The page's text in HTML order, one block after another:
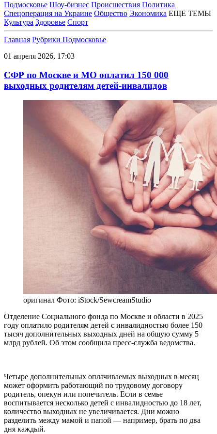
Подмосковье Шоу-бизнес Происшествия Политика
Спецоперация на Украине Общество Экономика ЕЩЕ ТЕМЫ
Культура Здоровье Спорт
Главная Рубрики Подмосковье
01 апреля 2026, 17:03
СФР по Москве и МО оплатил 150 000
выходных родителям детей-инвалидов
оригинал Фото: iStock/SewcreamStudio
Отделение Социального фонда по Москве и области в 2025
году оплатило родителям детей с инвалидностью более 150
тысяч дополнительных выходных дней на общую сумму 5
млрд рублей. Об этом сообщила пресс-служба ведомства.
Четыре дополнительных оплачиваемых выходных в месяц
может оформить работающий по трудовому договору
родитель, опекун или попечитель. Если в семье
воспитывается несколько детей с инвалидностью до 18 лет,
количество выходных не увеличивается. Дни можно
разделить между мамой и папой — например, брать по два
дня каждый.